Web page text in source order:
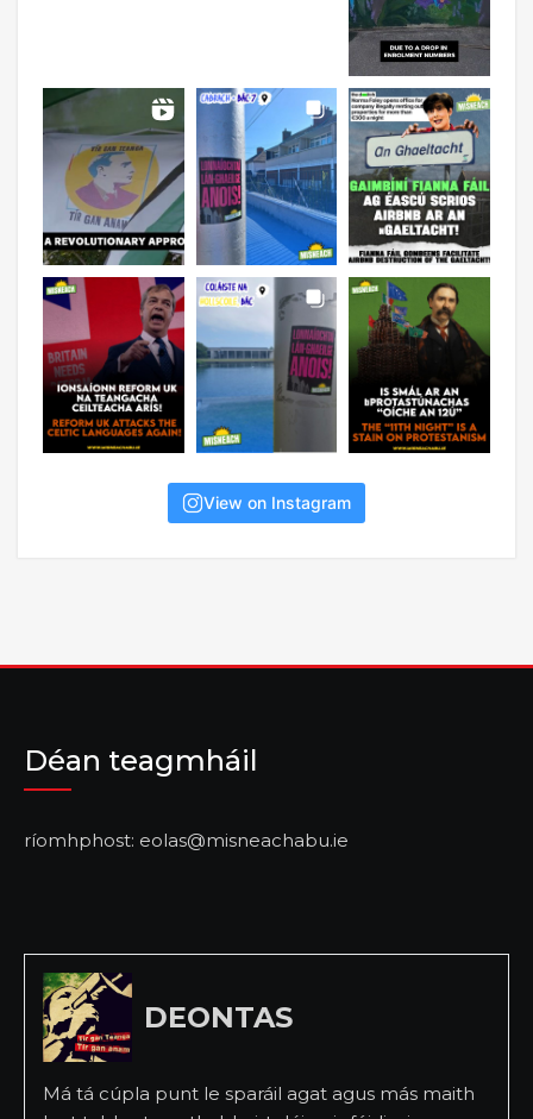
View on Instagram
Déan teagmháil
ríomhphost: eolas@misneachabu.ie
DEONTAS
Má tá cúpla punt le sparáil agat agus más maith